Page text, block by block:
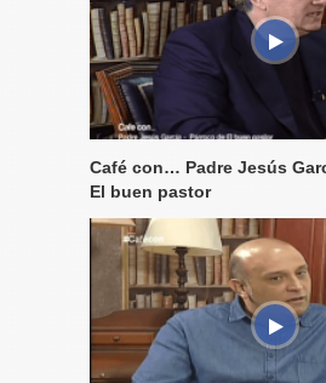
Café con… Padre Jesús
El buen pastor